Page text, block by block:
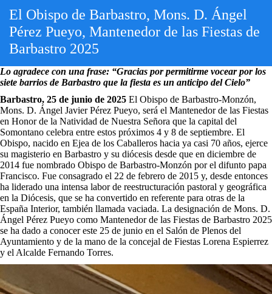
El Obispo de Barbastro, Mons. D. Ángel
Pérez Pueyo, Mantenedor de las Fiestas de
Barbastro 2025
Lo agradece con una frase: “Gracias por permitirme vocear por los
siete barrios de Barbastro que la fiesta es un anticipo del Cielo”
Barbastro, 25 de junio de 2025 El Obispo de Barbastro-Monzón,
Mons. D. Ángel Javier Pérez Pueyo, será el Mantenedor de las Fiestas
en Honor de la Natividad de Nuestra Señora que la capital del
Somontano celebra entre estos próximos 4 y 8 de septiembre. El
Obispo, nacido en Ejea de los Caballeros hacia ya casi 70 años, ejerce
su magisterio en Barbastro y su diócesis desde que en diciembre de
2014 fue nombrado Obispo de Barbastro-Monzón por el difunto papa
Francisco. Fue consagrado el 22 de febrero de 2015 y, desde entonces
ha liderado una intensa labor de reestructuración pastoral y geográfica
en la Diócesis, que se ha convertido en referente para otras de la
España Interior, también llamada vaciada. La designación de Mons. D.
Ángel Pérez Pueyo como Mantenedor de las Fiestas de Barbastro 2025
se ha dado a conocer este 25 de junio en el Salón de Plenos del
Ayuntamiento y de la mano de la concejal de Fiestas Lorena Espierrez
y el Alcalde Fernando Torres.